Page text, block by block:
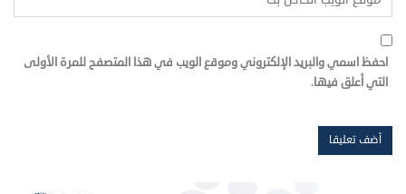
احفظ اسمي والبريد الإلكتروني وموقع الويب في هذا المتصفح للمرة الأولى
التي أعلق فيها.